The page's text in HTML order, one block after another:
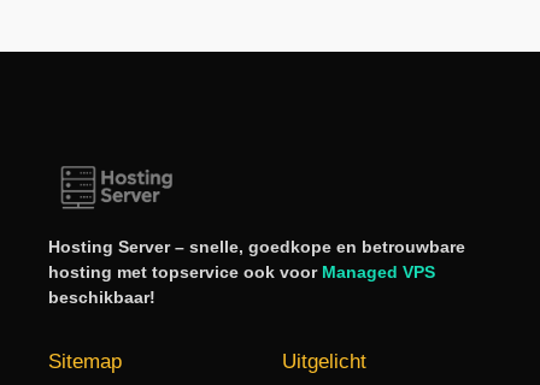
Hosting Server – snelle, goedkope en betrouwbare
hosting met topservice ook voor Managed VPS
beschikbaar!
Sitemap Uitgelicht